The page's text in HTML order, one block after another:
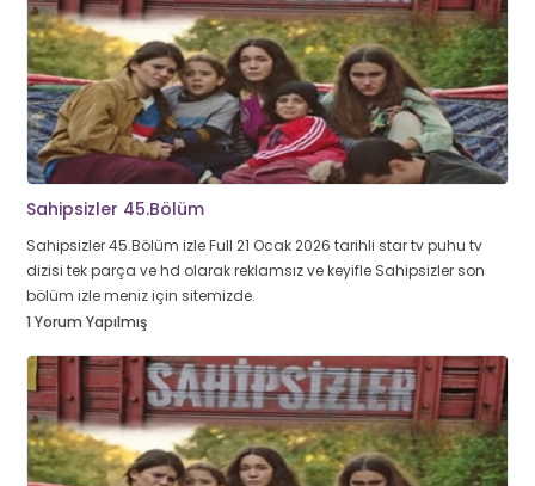
Sahipsizler 45.Bölüm
Sahipsizler 45.Bölüm izle Full 21 Ocak 2026 tarihli star tv puhu tv
dizisi tek parça ve hd olarak reklamsız ve keyifle Sahipsizler son
bölüm izle meniz için sitemizde.
1 Yorum Yapılmış